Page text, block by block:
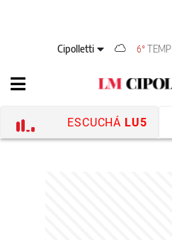
Cipolletti 6°TEMP
ESCUCHÁ LU5